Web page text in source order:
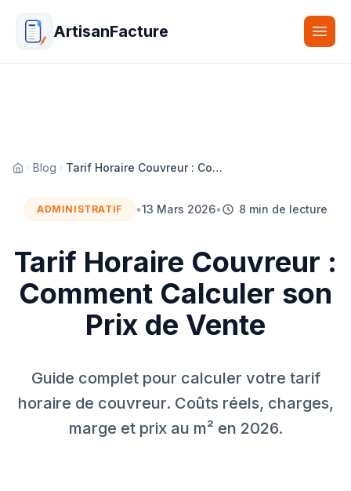
ArtisanFacture
Accueil
Blog Tarif Horaire Couvreur : Comment Calculer son Prix de Vente
ADMINISTRATIF •13 Mars 2026• 8 min de lecture
Tarif Horaire Couvreur :
Comment Calculer son
Prix de Vente
Guide complet pour calculer votre tarif
horaire de couvreur. Coûts réels, charges,
marge et prix au m² en 2026.